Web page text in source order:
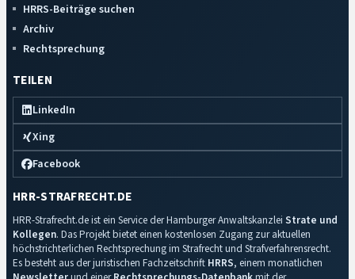
HRRS-Beiträge suchen
Archiv
Rechtsprechung
TEILEN
LinkedIn
Xing
Facebook
HRR-STRAFRECHT.DE
HRR-Strafrecht.de ist ein Service der Hamburger Anwaltskanzlei Strate und
Kollegen. Das Projekt bietet einen kostenlosen Zugang zur aktuellen
höchstrichterlichen Rechtsprechung im Strafrecht und Strafverfahrensrecht.
Es besteht aus der juristischen Fachzeitschrift HRRS, einem monatlichen